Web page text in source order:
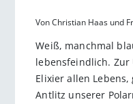
Von Christian Haas und
Weiß, manchmal
lebensfeindlich.
Elixier allen Lebens,
Antlitz unserer